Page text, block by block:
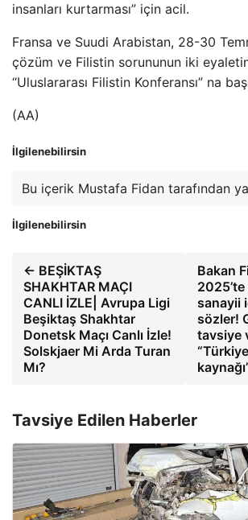
insanları kurtarması” için acil.
Fransa ve Suudi Arabistan, 28-30
çözüm ve Filistin sorununun iki
“Uluslararası Filistin Konferansı” na
(AA)
İlgilenebilirsin
Bu içerik Mustafa Fidan tarafından
İlgilenebilirsin
← BEŞİKTAŞ
SHAKHTAR MAÇI
CANLI İZLE| Avrupa Ligi
Beşiktaş Shakhtar
Donetsk Maçı Canlı İzle!
Solskjaer Mi Arda Turan
Mı?
Bakan
sanayii
sözler!
tavsiye
Tavsiye Edilen Haberler